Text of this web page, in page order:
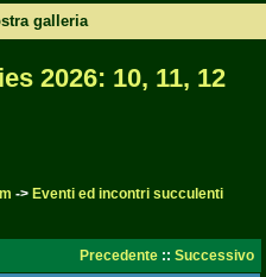
galleria
2026: 10, 11, 12
-> Eventi ed incontri succulenti
Precedente :: Successivo